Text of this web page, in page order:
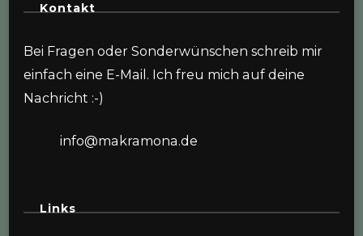
Kontakt
Bei Fragen oder Sonderwünschen schreib mir
einfach eine E-Mail. Ich freu mich auf deine
Nachricht :-)
info@makramona.de
Links